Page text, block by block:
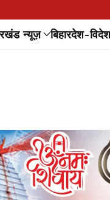
न्यूज़ बिहारदेश-विदेश